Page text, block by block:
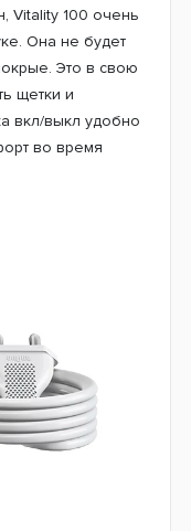
Vitality 100 очень
Она не будет
Это в свою
щетки и
вкл/выкл удобно
во время